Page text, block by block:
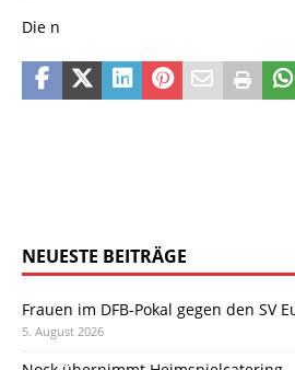
Die n
NEUESTE BEITRÄGE
Frauen im DFB-Pokal gegen den SV
5. August 2026